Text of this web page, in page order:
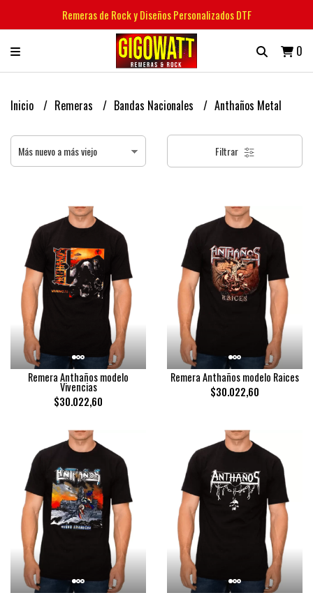
Remeras de Rock y Diseños Personalizados DTF
0
Inicio Remeras Bandas Nacionales Anthaños Metal
Filtrar
Remera Anthaños modelo
Vivencias
$30.022,60
Remera Anthaños modelo Raices
$30.022,60